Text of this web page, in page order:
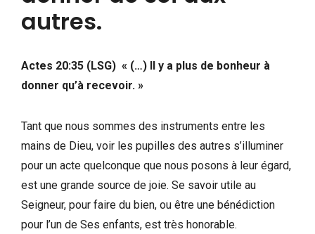
autres.
Actes 20:35 (LSG) « (…) Il y a plus de bonheur à
donner qu’à recevoir. »
Tant que nous sommes des instruments entre les
mains de Dieu, voir les pupilles des autres s’illuminer
pour un acte quelconque que nous posons à leur égard,
est une grande source de joie. Se savoir utile au
Seigneur, pour faire du bien, ou être une bénédiction
pour l’un de Ses enfants, est très honorable.